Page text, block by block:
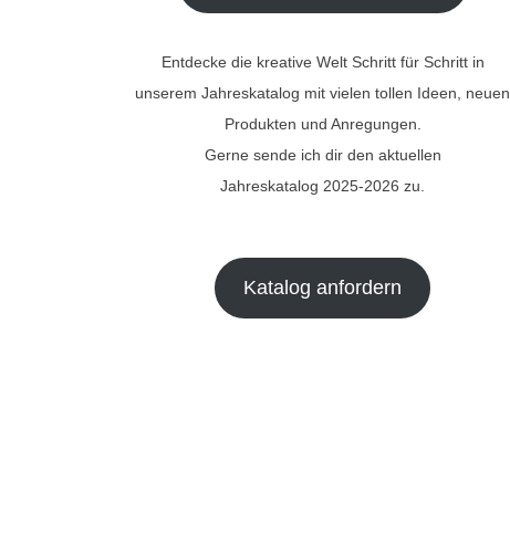
Entdecke die kreative Welt Schritt für Schritt in
unserem Jahreskatalog mit vielen tollen Ideen, neuen
Produkten und Anregungen.
Gerne sende ich dir den aktuellen
Jahreskatalog 2025-2026 zu.
Katalog anfordern